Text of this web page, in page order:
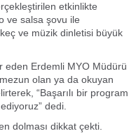
etkinlikte
ve salsa şovu ile
ve müzik dinletisi büyük
eden Erdemli MYO Müdürü
olan ya da okuyan
“Başarılı bir program
dedi.
dolması dikkat çekti.